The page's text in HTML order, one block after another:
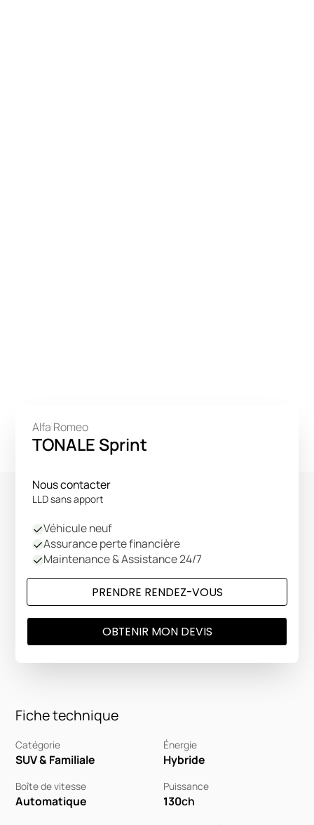
Fiche technique
Catégorie
SUV & Familiale
Énergie
Hybride
Boîte de vitesse
Automatique
Puissance
130ch
Alfa Romeo
TONALE Sprint
Nous contacter
LLD sans apport
Véhicule neuf
Assurance perte financière
Maintenance & Assistance 24/7
PRENDRE RENDEZ-VOUS
OBTENIR MON DEVIS